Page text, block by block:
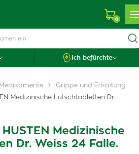
0
Ich befürchte
Grippe und Erkältung
Medizinische Lutschtabletten Dr.
HUSTEN Medizinische
Dr. Weiss 24 Falle.